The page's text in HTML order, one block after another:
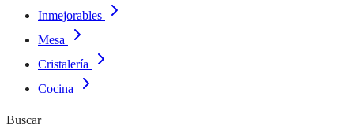
Inmejorables
Mesa
Cristalería
Cocina
Buscar